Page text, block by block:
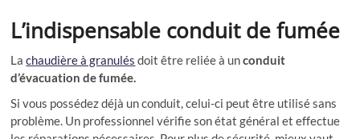
L’indispensable conduit de fumée
Lachaudière à granulés doit être reliée à unconduit
d’évacuation de fumée.
Si vous possédez déjà un conduit, celui-ci peut être utilisé sans
problème. Un professionnel vérifie son état général et effectue